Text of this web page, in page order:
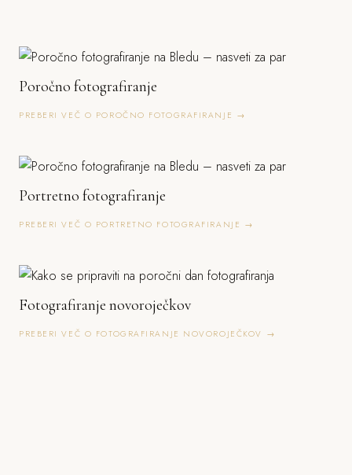
Poročno fotografiranje
PREBERI VEČ O POROČNO FOTOGRAFIRANJE →
Portretno fotografiranje
PREBERI VEČ O PORTRETNO FOTOGRAFIRANJE →
Fotografiranje novoroječkov
PREBERI VEČ O FOTOGRAFIRANJE NOVOROJEČKOV →